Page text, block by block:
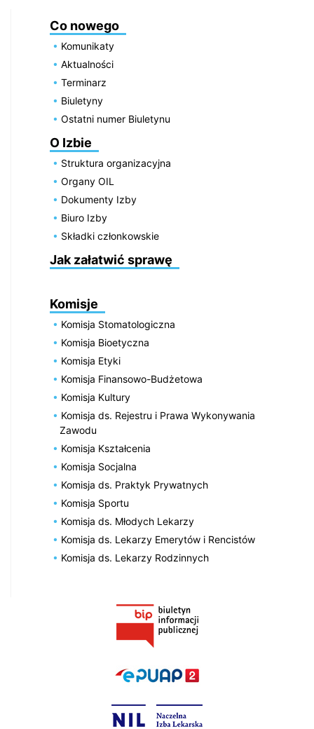
Co nowego
Komunikaty
Aktualności
Terminarz
Biuletyny
Ostatni numer Biuletynu
O Izbie
Struktura organizacyjna
Organy OIL
Dokumenty Izby
Biuro Izby
Składki członkowskie
Jak załatwić sprawę
Komisje
Komisja Stomatologiczna
Komisja Bioetyczna
Komisja Etyki
Komisja Finansowo-Budżetowa
Komisja Kultury
Komisja ds. Rejestru i Prawa Wykonywania
Zawodu
Komisja Kształcenia
Komisja Socjalna
Komisja ds. Praktyk Prywatnych
Komisja Sportu
Komisja ds. Młodych Lekarzy
Komisja ds. Lekarzy Emerytów i Rencistów
Komisja ds. Lekarzy Rodzinnych